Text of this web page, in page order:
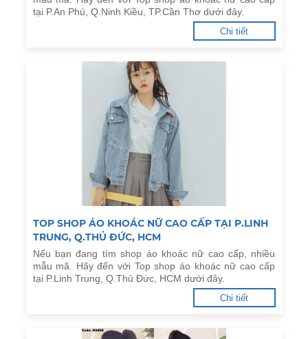
tại P.An Phú, Q.Ninh Kiều, TP.Cần Thơ dưới đây.
Chi tiết
TOP SHOP ÁO KHOÁC NỮ CAO CẤP TẠI P.LINH
TRUNG, Q.THỦ ĐỨC, HCM
Nếu bạn đang tìm shop áo khoác nữ cao cấp, nhiều
mẫu mã. Hãy đến với Top shop áo khoác nữ cao cấp
tại P.Linh Trung, Q.Thủ Đức, HCM dưới đây.
Chi tiết